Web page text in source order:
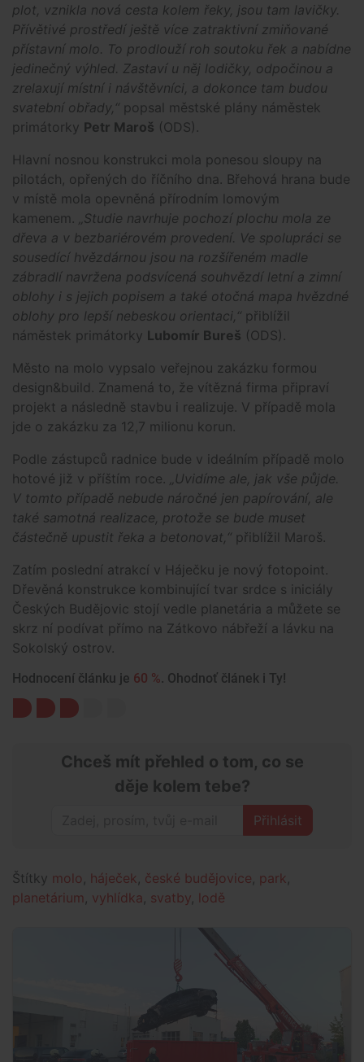
plot, vznikla nová cesta kolem řeky, jsou tam lavičky.
Přívětivé prostředí ještě více zatraktivní zmiňované
přístavní molo. To prodlouží roh soutoku řek a nabídne
jedinečný výhled. Zastaví u něj lodičky, odpočinou a
zrelaxují místní i návštěvníci, a dokonce tam budou
svatební obřady,“ popsal městské plány náměstek
primátorky Petr Maroš (ODS).
Hlavní nosnou konstrukci mola ponesou sloupy na
pilotách, opřených do říčního dna. Břehová hrana bude
v místě mola opevněná přírodním lomovým
kamenem.
„Studie navrhuje pochozí plochu mola ze
dřeva a v bezbariérovém provedení. Ve spolupráci se
sousedící hvězdárnou jsou na rozšířeném madle
zábradlí navržena podsvícená souhvězdí letní a zimní
oblohy i s jejich popisem a také otočná mapa hvězdné
oblohy pro lepší nebeskou orientaci,“ přiblížil
náměstek primátorky Lubomír Bureš (ODS).
Město na molo vypsalo veřejnou zakázku formou
design&build. Znamená to, že vítězná firma připraví
projekt a následně stavbu i realizuje. V případě mola
jde o zakázku za 12,7 milionu korun.
Podle zástupců radnice bude v ideálním případě molo
hotové již v příštím roce.
„Uvidíme ale, jak vše půjde.
V tomto případě nebude náročné jen papírování, ale
také samotná realizace, protože se bude muset
částečně upustit řeka a betonovat,“ přiblížil Maroš.
Zatím poslední atrakcí v Háječku je nový fotopoint.
Dřevěná konstrukce kombinující tvar srdce s iniciály
Českých Budějovic stojí vedle planetária a můžete se
skrz ní podívat přímo na Zátkovo nábřeží a lávku na
Sokolský ostrov.
Hodnocení článku je 60 %. Ohodnoť článek i Ty!
Chceš mít přehled o tom, co se
děje kolem tebe?
Přihlásit
Štítky molo , háječek, české budějovice, park,
planetárium , vyhlídka, svatby, lodě